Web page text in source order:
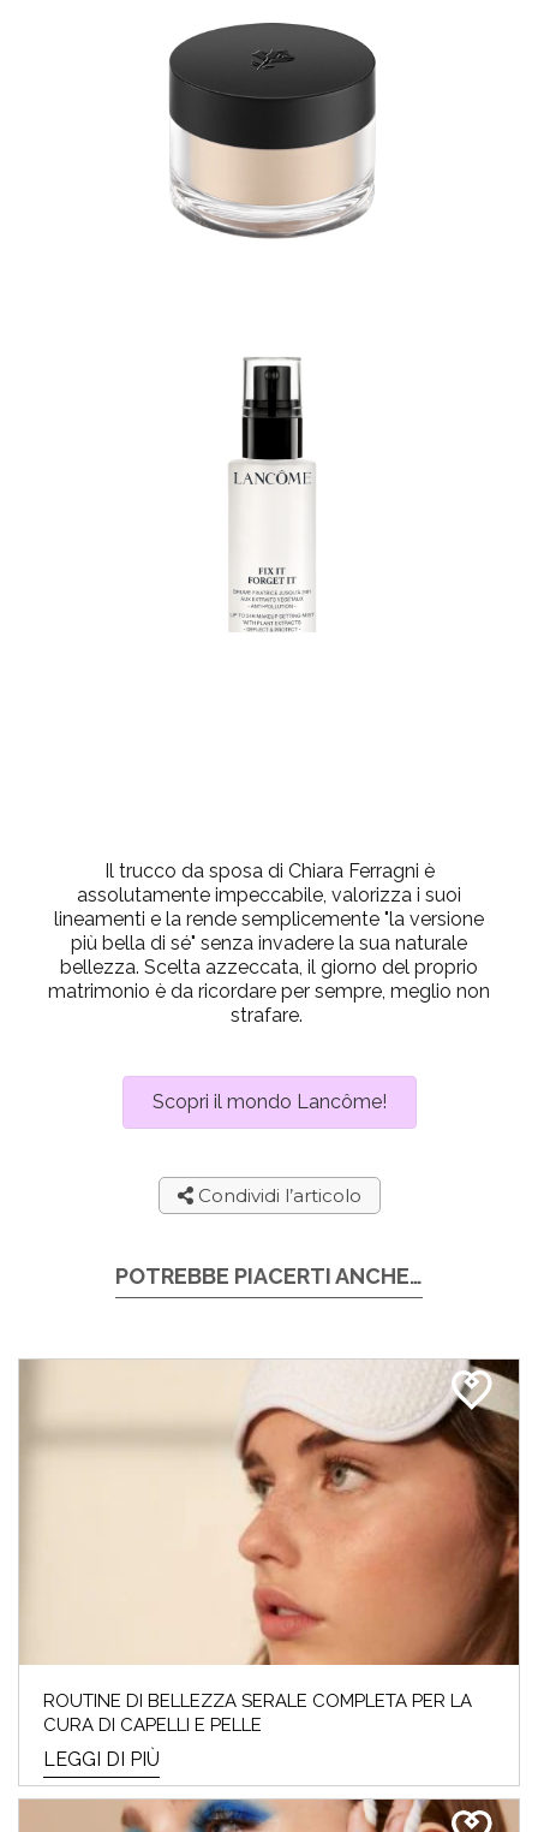
Il trucco da sposa di Chiara Ferragni è
assolutamente impeccabile, valorizza i suoi
lineamenti e la rende semplicemente "la versione
più bella di sé" senza invadere la sua naturale
bellezza. Scelta azzeccata, il giorno del proprio
matrimonio è da ricordare per sempre, meglio non
strafare.
Scopri il mondo Lancôme!
Condividi l’articolo
POTREBBE PIACERTI ANCHE…
ROUTINE DI BELLEZZA SERALE COMPLETA PER LA
CURA DI CAPELLI E PELLE
LEGGI DI PIÙ